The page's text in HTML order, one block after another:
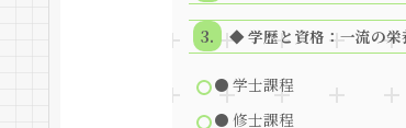
◆ 学歴と資格：一流の栄
● 学士課程
● 修士課程